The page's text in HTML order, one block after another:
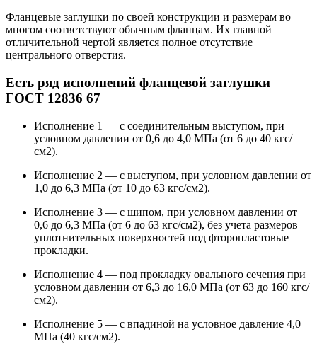
Фланцевые заглушки по своей конструкции и размерам во
многом соответствуют обычным фланцам. Их главной
отличительной чертой является полное отсутствие
центрального отверстия.
Есть ряд исполнений фланцевой заглушки
ГОСТ 12836 67
Исполнение 1 — с соединительным выступом, при
условном давлении от 0,6 до 4,0 МПа (от 6 до 40 кгс/
см2).
Исполнение 2 — с выступом, при условном давлении от
1,0 до 6,3 МПа (от 10 до 63 кгс/см2).
Исполнение 3 — с шипом, при условном давлении от
0,6 до 6,3 МПа (от 6 до 63 кгс/см2), без учета размеров
уплотнительных поверхностей под фторопластовые
прокладки.
Исполнение 4 — под прокладку овального сечения при
условном давлении от 6,3 до 16,0 МПа (от 63 до 160 кгс/
см2).
Исполнение 5 — с впадиной на условное давление 4,0
МПа (40 кгс/см2).